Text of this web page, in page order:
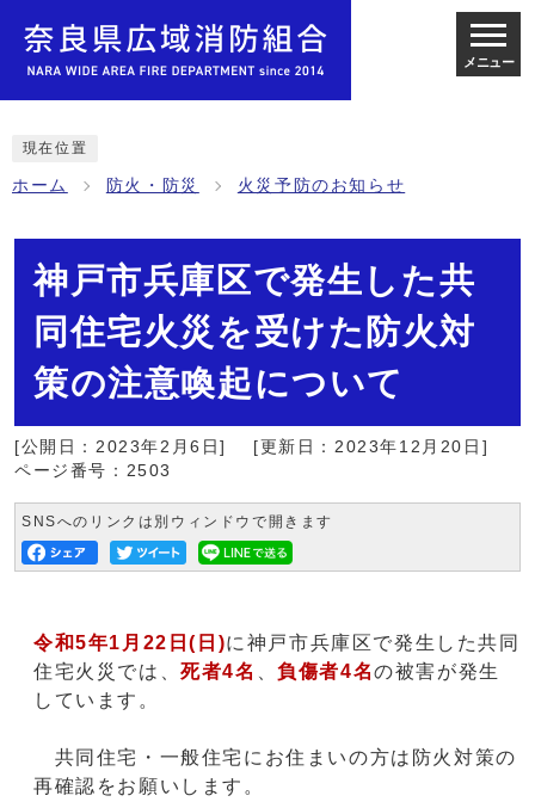
メニュー
現在位置
ホーム 防火・防災 火災予防のお知らせ
神戸市兵庫区で発生した共
同住宅火災を受けた防火対
策の注意喚起について
[公開日：2023年2月6日]
[更新日：2023年12月20日]
ページ番号：2503
SNSへのリンクは別ウィンドウで開きます
令和5年1月22日(日)に神戸市兵庫区で発生した共同
住宅火災では、死者4名 、負傷者4名の被害が発生
しています。
共同住宅・一般住宅にお住まいの方は防火対策の
再確認をお願いします。